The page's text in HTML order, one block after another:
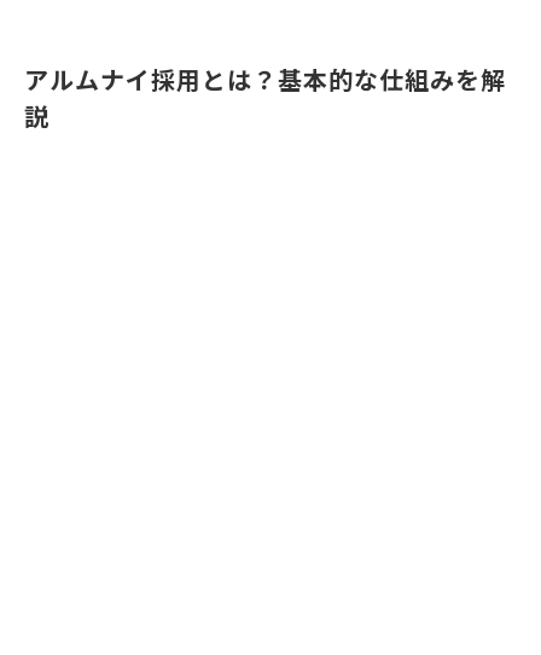
アルムナイ採用とは？基本的な仕組みを解
説